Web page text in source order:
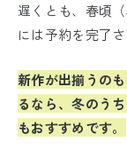
遅くとも、春頃
には予約を完了
新作が出揃うの
るなら、冬のう
もおすすめです。